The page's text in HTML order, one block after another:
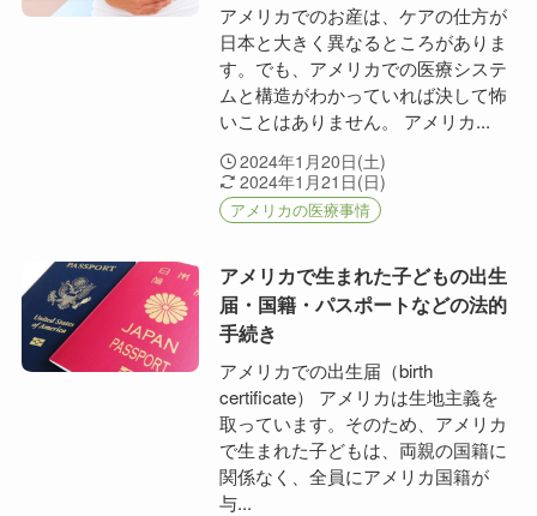
アメリカでのお産は、ケアの仕方が
日本と大きく異なるところがありま
す。でも、アメリカでの医療システ
ムと構造がわかっていれば決して怖
いことはありません。 アメリカ...
2024年1月20日(土)
2024年1月21日(日)
アメリカの医療事情
アメリカで生まれた子どもの出生
届・国籍・パスポートなどの法的
手続き
アメリカでの出生届（birth
certificate） アメリカは生地主義を
取っています。そのため、アメリカ
で生まれた子どもは、両親の国籍に
関係なく、全員にアメリカ国籍が
与...